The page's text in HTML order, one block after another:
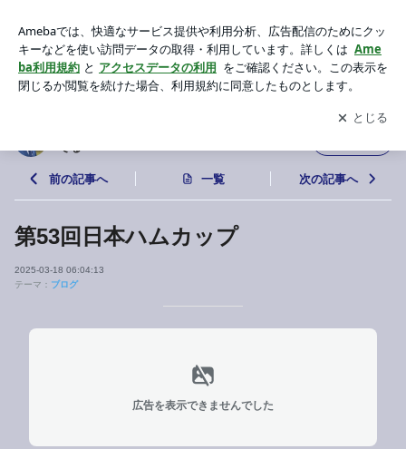
は何してる"アプリをダウンロードして ブログの更新通知
を受け取りまし
ょう。
開く
てる"
前の記事へ 一覧 次の記事へ
第53回日本ハムカップ
2025-03-18 06:04:13
テーマ： ブログ
広告を表示できませんでした